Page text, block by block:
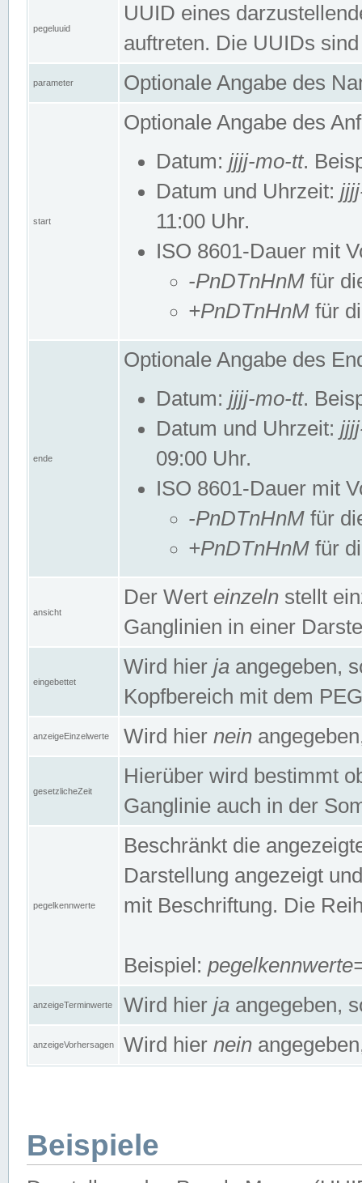
pegeluuid
UUID eines
auftreten. Die UUIDs
parameter Optionale Angabe des
start
Optionale Angabe des
Datum: jjjj-mo-tt.
Datum und Uhrzeit:
11:00 Uhr.
ISO 8601-Dauer mit
-PnDTnHnM für
+PnDTnHnM für
ende
Optionale Angabe des
Datum: jjjj-mo-tt.
Datum und Uhrzeit:
09:00 Uhr.
ISO 8601-Dauer mit
-PnDTnHnM für
+PnDTnHnM für
ansicht
Der Wert einzeln stellt
Ganglinien in einer
eingebettet
Wird hier ja angegeben,
Kopfbereich mit dem
anzeigeEinzelwerte Wird hier nein
gesetzlicheZeit
Hierüber wird bestimmt
Ganglinie auch in der
pegelkennwerte
Beschränkt die
Darstellung angezeigt
mit Beschriftung. Die
Beispiel:
anzeigeTerminwerte Wird hier ja angegeben,
anzeigeVorhersagen Wird hier nein
Beispiele